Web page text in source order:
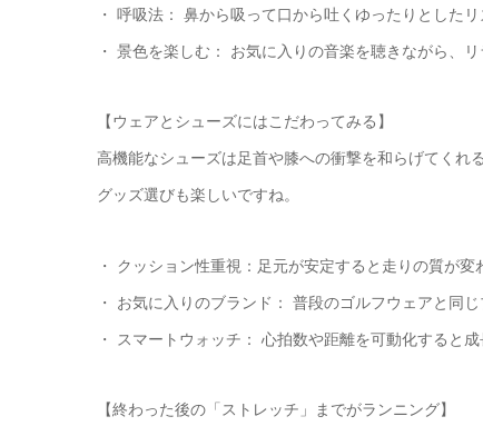
・ 呼吸法： 鼻から吸って口から吐くゆったりとしたリ
・ 景色を楽しむ： お気に入りの音楽を聴きながら、
【ウェアとシューズにはこだわってみる】
高機能なシューズは足首や膝への衝撃を和らげてくれ
グッズ選びも楽しいですね。
・ クッション性重視：足元が安定すると走りの質が変
・ お気に入りのブランド： 普段のゴルフウェアと同
・ スマートウォッチ： 心拍数や距離を可動化すると
【終わった後の「ストレッチ」までがランニング】